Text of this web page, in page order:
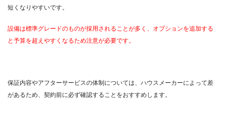
短くなりやすいです。
設備は標準グレードのものが採用されることが多く、オプションを追加する
と予算を超えやすくなるため注意が必要です。
保証内容やアフターサービスの体制については、ハウスメーカーによって差
があるため、契約前に必ず確認することをおすすめします。